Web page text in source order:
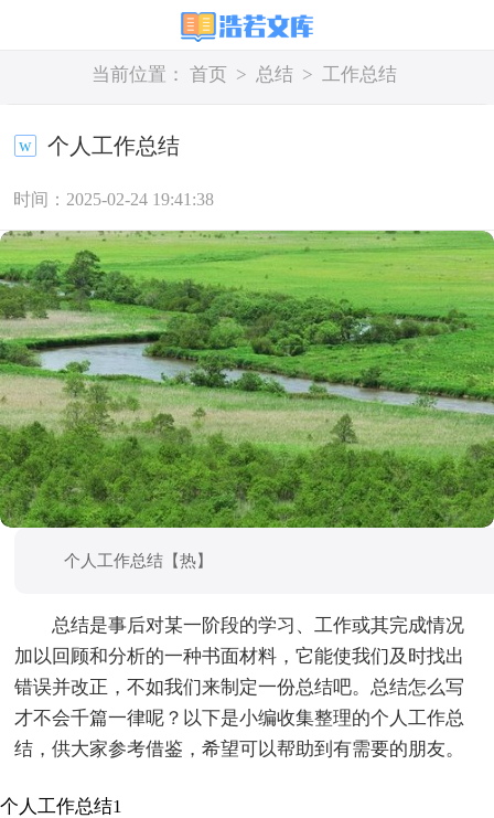
当前位置： 首页 > 总结 > 工作总结
个人工作总结
时间：2025-02-24 19:41:38
个人工作总结【热】
总结是事后对某一阶段的学习、工作或其完成情况
加以回顾和分析的一种书面材料，它能使我们及时找出
错误并改正，不如我们来制定一份总结吧。总结怎么写
才不会千篇一律呢？以下是小编收集整理的个人工作总
结，供大家参考借鉴，希望可以帮助到有需要的朋友。
个人工作总结1